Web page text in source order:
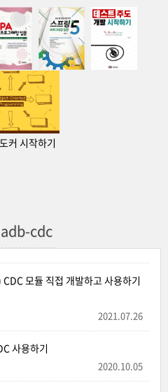
도커 시작하기
cdc
모듈 직접 개발하고 사용하기
2021.07.26
사용하기
2020.10.05